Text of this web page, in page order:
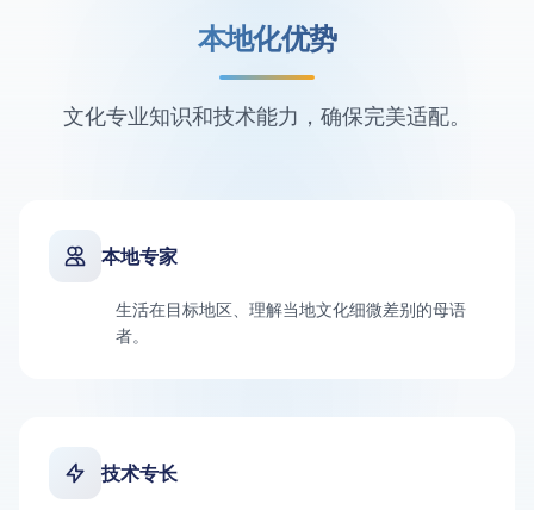
本地化优势
文化专业知识和技术能力，确保完美适配。
本地专家
生活在目标地区、理解当地文化细微差别的母语
者。
技术专长